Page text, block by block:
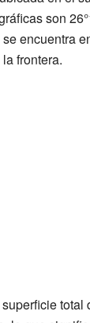
son
encuentra
frontera.
total